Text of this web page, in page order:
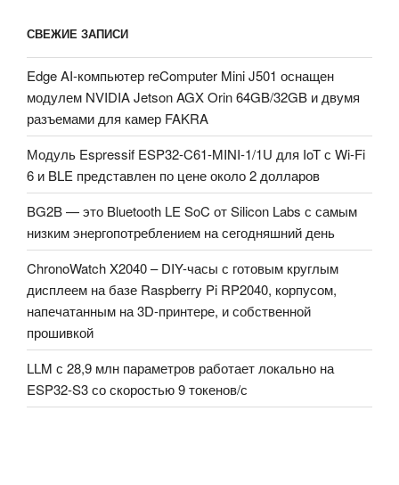
СВЕЖИЕ ЗАПИСИ
Edge AI-компьютер reComputer Mini J501 оснащен
модулем NVIDIA Jetson AGX Orin 64GB/32GB и двумя
разъемами для камер FAKRA
Модуль Espressif ESP32-C61-MINI-1/1U для IoT с Wi-Fi
6 и BLE представлен по цене около 2 долларов
BG2B — это Bluetooth LE SoC от Silicon Labs с самым
низким энергопотреблением на сегодняшний день
ChronoWatch X2040 – DIY-часы с готовым круглым
дисплеем на базе Raspberry Pi RP2040, корпусом,
напечатанным на 3D-принтере, и собственной
прошивкой
LLM с 28,9 млн параметров работает локально на
ESP32-S3 со скоростью 9 токенов/с